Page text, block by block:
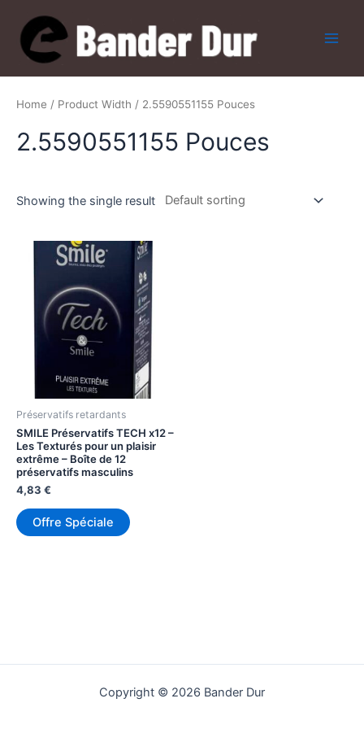
content
Home / Product Width / 2.5590551155 Pouces
2.5590551155 Pouces
Showing the single result
Préservatifs retardants
SMILE Préservatifs TECH x12 –
Les Texturés pour un plaisir
extrême – Boîte de 12
préservatifs masculins
4,83 €
Offre Spéciale
Copyright © 2026 Bander Dur